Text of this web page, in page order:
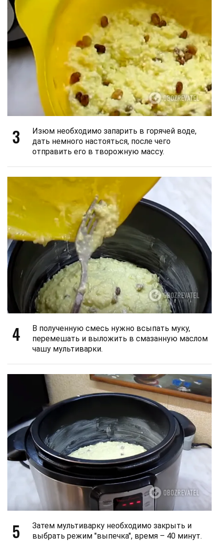
3
Изюм необходимо запарить в горячей воде,
дать немного настояться, после чего
отправить его в творожную массу.
4
В полученную смесь нужно всыпать муку,
перемешать и выложить в смазанную маслом
чашу мультиварки.
5
Затем мультиварку необходимо закрыть и
выбрать режим "выпечка", время – 40 минут.